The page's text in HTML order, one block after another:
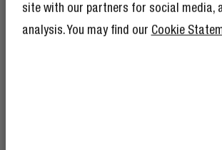
site with our partners for social media,
analysis. You may find our Cookie
suficiente, hacerse socio del Rebel
ventajas más. Más información aquí.